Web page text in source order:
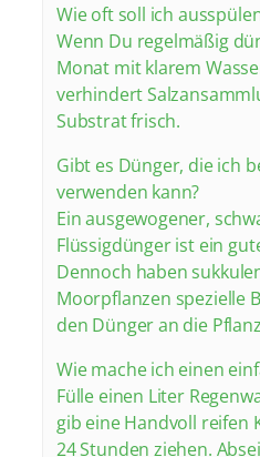
Wie oft soll ich
Wenn Du regelmäßig
Monat mit klarem
verhindert
Substrat frisch.
Gibt es Dünger, die ich
verwenden kann?
Ein ausgewogener,
Flüssigdünger ist ein
Dennoch haben
Moorpflanzen spezielle
den Dünger an die
Wie mache ich einen
Fülle einen Liter
gib eine Handvoll reifen
24 Stunden ziehen.